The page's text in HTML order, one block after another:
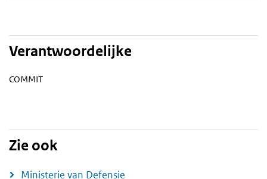
Verantwoordelijke
COMMIT
Zie ook
Ministerie van Defensie